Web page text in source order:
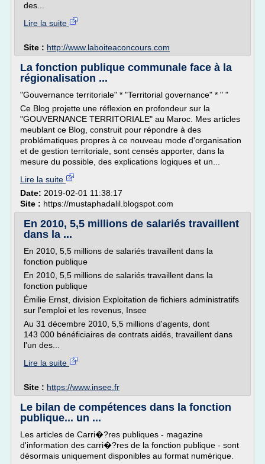
des...
Lire la suite
Site : http://www.laboiteaconcours.com
La fonction publique communale face à la
régionalisation ...
"Gouvernance territoriale" * "Territorial governance" * " "
Ce Blog projette une réflexion en profondeur sur la
"GOUVERNANCE TERRITORIALE" au Maroc. Mes articles
meublant ce Blog, construit pour répondre à des
problématiques propres à ce nouveau mode d'organisation
et de gestion territoriale, sont censés apporter, dans la
mesure du possible, des explications logiques et un...
Lire la suite
Date: 2019-02-01 11:38:17
Site : https://mustaphadalil.blogspot.com
En 2010, 5,5 millions de salariés travaillent
dans la ...
En 2010, 5,5 millions de salariés travaillent dans la
fonction publique
En 2010, 5,5 millions de salariés travaillent dans la
fonction publique
Émilie Ernst, division Exploitation de fichiers administratifs
sur l'emploi et les revenus, Insee
Au 31 décembre 2010, 5,5 millions d'agents, dont
143 000 bénéficiaires de contrats aidés, travaillent dans
l'un des...
Lire la suite
Site : https://www.insee.fr
Le bilan de compétences dans la fonction
publique... un ...
Les articles de Carri�?res publiques - magazine
d'information des carri�?res de la fonction publique - sont
désormais uniquement disponibles au format numérique.